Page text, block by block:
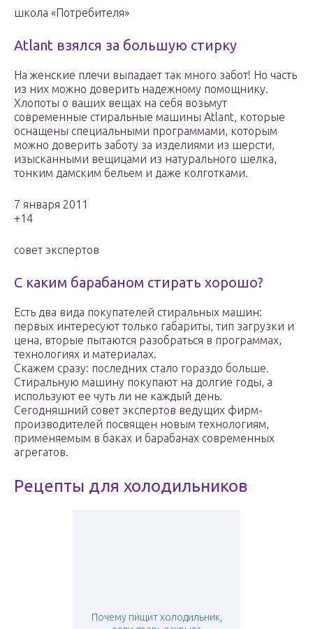
школа «Потребителя»
Atlant взялся за большую стирку
На женские плечи выпадает так много забот! Но часть
из них можно доверить надежному помощнику.
Хлопоты о ваших вещах на себя возьмут
современные стиральные машины Atlant, которые
оснащены специальными программами, которым
можно доверить заботу за изделиями из шерсти,
изысканными вещицами из натурального шелка,
тонким дамским бельем и даже колготками.
7 января 2011
+14
совет экспертов
С каким барабаном стирать хорошо?
Есть два вида покупателей стиральных машин:
первых интересуют только габариты, тип загрузки и
цена, вторые пытаются разобраться в программах,
технологиях и материалах.
Скажем сразу: последних стало гораздо больше.
Стиральную машину покупают на долгие годы, а
используют ее чуть ли не каждый день.
Сегодняшний совет экспертов ведущих фирм-
производителей посвящен новым технологиям,
применяемым в баках и барабанах современных
агрегатов.
Рецепты для холодильников
Почему пищит холодильник,